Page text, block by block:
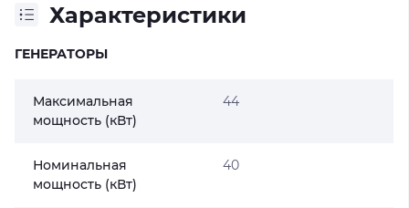
Характеристики
ГЕНЕРАТОРЫ
Максимальная
мощность (кВт)
44
Номинальная
мощность (кВт)
40